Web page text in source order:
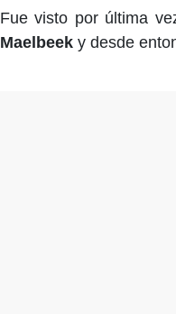
Fue visto por última
Maelbeeky desde